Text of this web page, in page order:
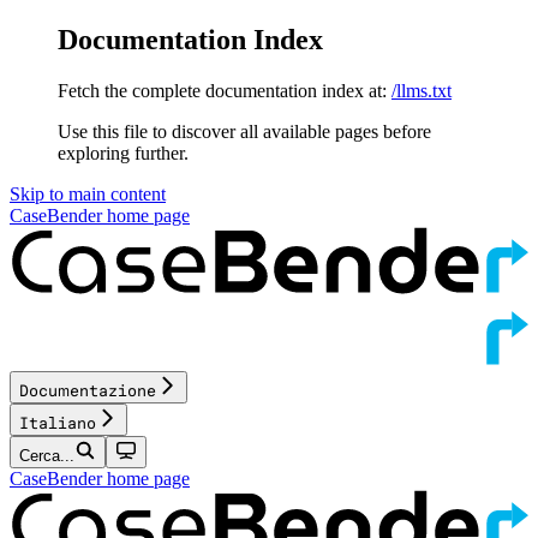
Documentation Index
Fetch the complete documentation index at: /llms.txt
Use this file to discover all available pages before
exploring further.
Skip to main content
CaseBenderhome page
Documentazione
Italiano
Cerca...
CaseBenderhome page